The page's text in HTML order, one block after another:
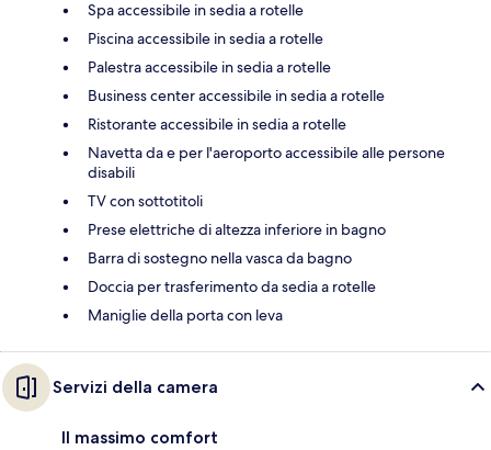
Spa accessibile in sedia a rotelle
Piscina accessibile in sedia a rotelle
Palestra accessibile in sedia a rotelle
Business center accessibile in sedia a rotelle
Ristorante accessibile in sedia a rotelle
Navetta da e per l'aeroporto accessibile alle persone
disabili
TV con sottotitoli
Prese elettriche di altezza inferiore in bagno
Barra di sostegno nella vasca da bagno
Doccia per trasferimento da sedia a rotelle
Maniglie della porta con leva
Servizi della camera
Il massimo comfort